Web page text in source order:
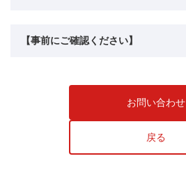
【事前にご確認ください】
お問い合わせ
戻る